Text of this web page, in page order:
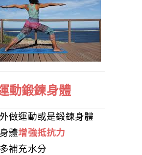
動鍛鍊身體
做運動或是鍛鍊身體
體增強抵抗力
補充水分